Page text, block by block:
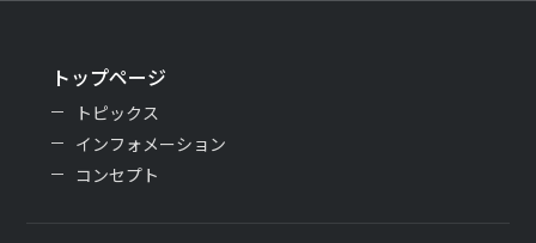
トップページ
トピックス
インフォメーション
コンセプト